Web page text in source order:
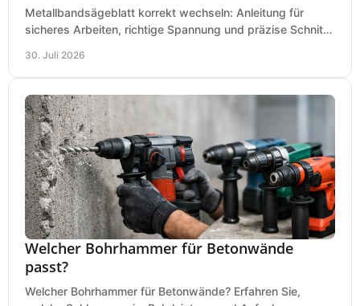
Metallbandsägeblatt korrekt wechseln: Anleitung für
sicheres Arbeiten, richtige Spannung und präzise Schnitte
30. Juli 2026
Welcher Bohrhammer für Betonwände
passt?
Welcher Bohrhammer für Betonwände? Erfahren Sie,